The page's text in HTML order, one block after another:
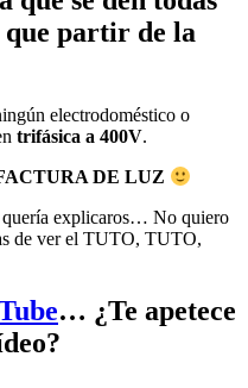
que partir de la
electrodoméstico o
trifásica a 400V.
DE LUZ
quería explicaros… No quiero
de ver el TUTO, TUTO,
… ¿Te apetece